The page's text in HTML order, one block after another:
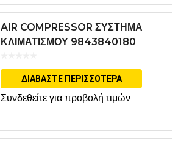
AIR COMPRESSOR ΣΥΣΤΗΜΑ
ΚΛΙΜΑΤΙΣΜΟΥ 9843840180
ΔΙΑΒΆΣΤΕ ΠΕΡΙΣΣΌΤΕΡΑ
Συνδεθείτε για προβολή τιμών